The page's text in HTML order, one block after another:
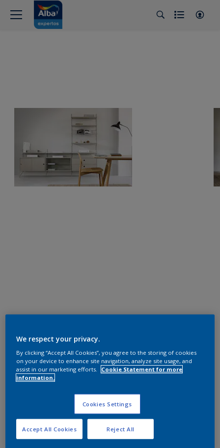
We respect your privacy.
By clicking “Accept All Cookies”, you agree to the storing of cookies
on your device to enhance site navigation, analyze site usage, and
assist in our marketing efforts.
Cookie Statement for more
information.
Cookies Settings
Reject All
Accept All Cookies